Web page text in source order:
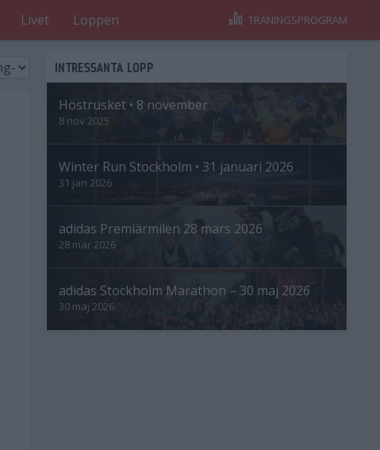
Livet Loppen TRÄNINGSPROGRAM
INTRESSANTA LOPP
Höstrusket • 8 november
8 nov 2025
Winter Run Stockholm • 31 januari 2026
31 jan 2026
adidas Premiärmilen 28 mars 2026
28 mar 2026
adidas Stockholm Marathon – 30 maj 2026
30 maj 2026